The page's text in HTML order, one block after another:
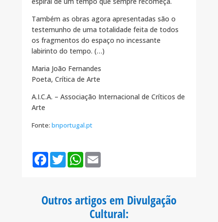
Também as obras agora apresentadas são o
testemunho de uma totalidade feita de todos
os fragmentos do espaço no incessante
labirinto do tempo. (…)
Maria João Fernandes
Poeta, Crítica de Arte
A.I.C.A. – Associação Internacional de Críticos de
Arte
Fonte: bnportugal.pt
F
o
T
w
r
W
p
E
Outros artigos em Divulgação
Cultural: